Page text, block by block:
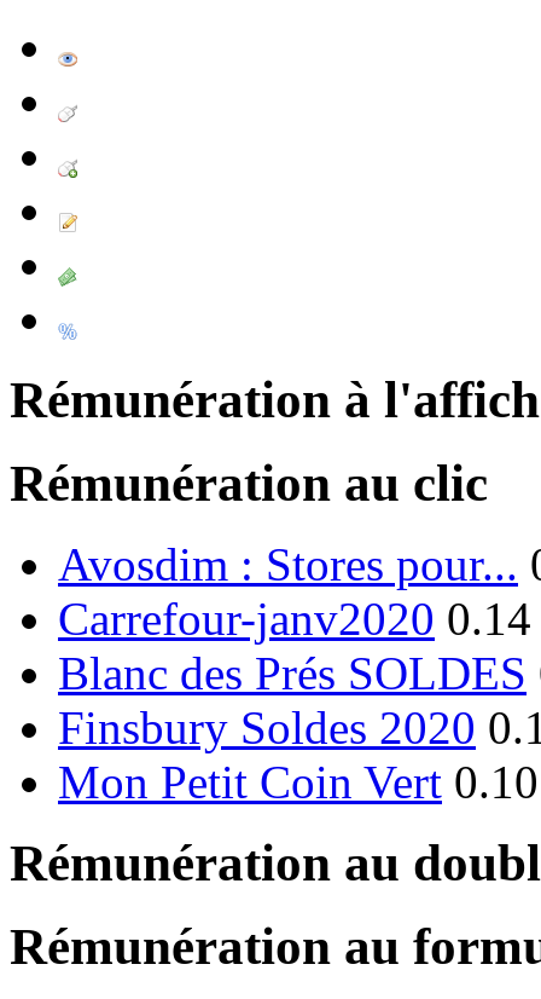
Rémunération à
Rémunération au clic
Avosdim : Stores pour...
Carrefour-janv2020
Blanc des Prés SOLDES
Finsbury Soldes 2020
Mon Petit Coin Vert
Rémunération au
Rémunération au